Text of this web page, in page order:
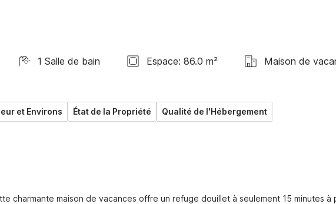
1 Salle de bain Espace: 86.0 m² Maison de
et Environs État de la Propriété Qualité de l'Hébergement
charmante maison de vacances offre un refuge douillet à seulement 15 minutes à